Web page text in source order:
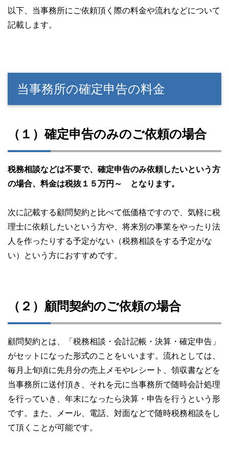
以下、当事務所にご依頼頂く際の料金や流れなどについて
記載します。
当事務所の確定申告の料金
（１）確定申告のみのご依頼の場合
税務相談などは不要で、確定申告のみ依頼したいという方
の場合、料金は税抜１５万円～ となります。
次に記載する顧問契約と比べて低価格ですので、気軽に税
理士に依頼したいという方や、将来別の事業をやったり法
人を作ったりする予定がない（税務相談をする予定がな
い）という方におすすめです。
（２）顧問契約のご依頼の場合
顧問契約とは、「税務相談・会計記帳・決算・確定申告」
がセットになった形式のことをいいます。流れとしては、
毎月上旬頃に先月分の売上メモやレシート、領収書などを
当事務所に送付頂き、それを元に当事務所で随時会計処理
を行っていき、年末になったら決算・申告を行うという形
です。また、メール、電話、対面などで随時税務相談をし
て頂くことが可能です。